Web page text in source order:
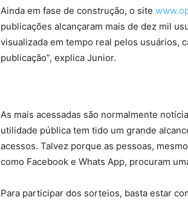
Ainda em fase de construção, o site
publicações alcançaram mais de dez mil
visualizada em tempo real pelos usuários,
publicação”, explica Junior.
As mais acessadas são normalmente
utilidade pública tem tido um grande
acessos. Talvez porque as pessoas,
como Facebook e Whats App, procuram
Para participar dos sorteios, basta estar